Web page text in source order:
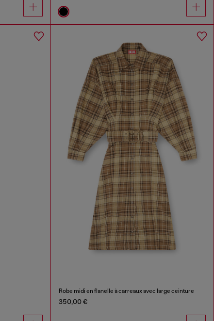
Robe midi en flanelle à carreaux avec large ceinture
350,00 €